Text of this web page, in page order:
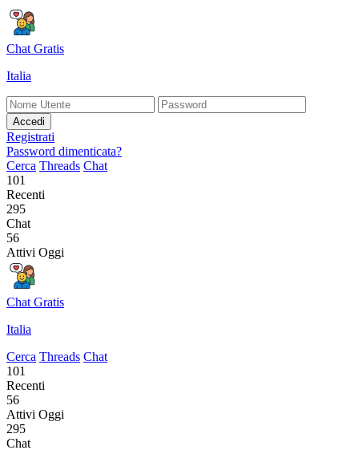
Chat Gratis
Italia
Accedi
Registrati
Password dimenticata?
Cerca Threads Chat
101
Recenti
295
Chat
56
Attivi Oggi
Chat Gratis
Italia
Cerca Threads Chat
101
Recenti
56
Attivi Oggi
295
Chat